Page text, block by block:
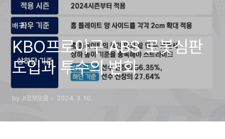
배구
KBO프로야구 ABS 로봇심판
도입과 투수의 변화
by JI정보모음 2024. 3. 10.